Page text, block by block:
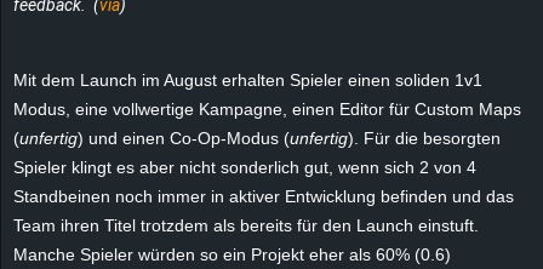
feedback. (via)
Mit dem Launch im August erhalten Spieler einen soliden 1v1
Modus, eine vollwertige Kampagne, einen Editor für Custom Maps
(unfertig) und einen Co-Op-Modus (unfertig). Für die besorgten
Spieler klingt es aber nicht sonderlich gut, wenn sich 2 von 4
Standbeinen noch immer in aktiver Entwicklung befinden und das
Team ihren Titel trotzdem als bereits für den Launch einstuft.
Manche Spieler würden so ein Projekt eher als 60% (0.6)